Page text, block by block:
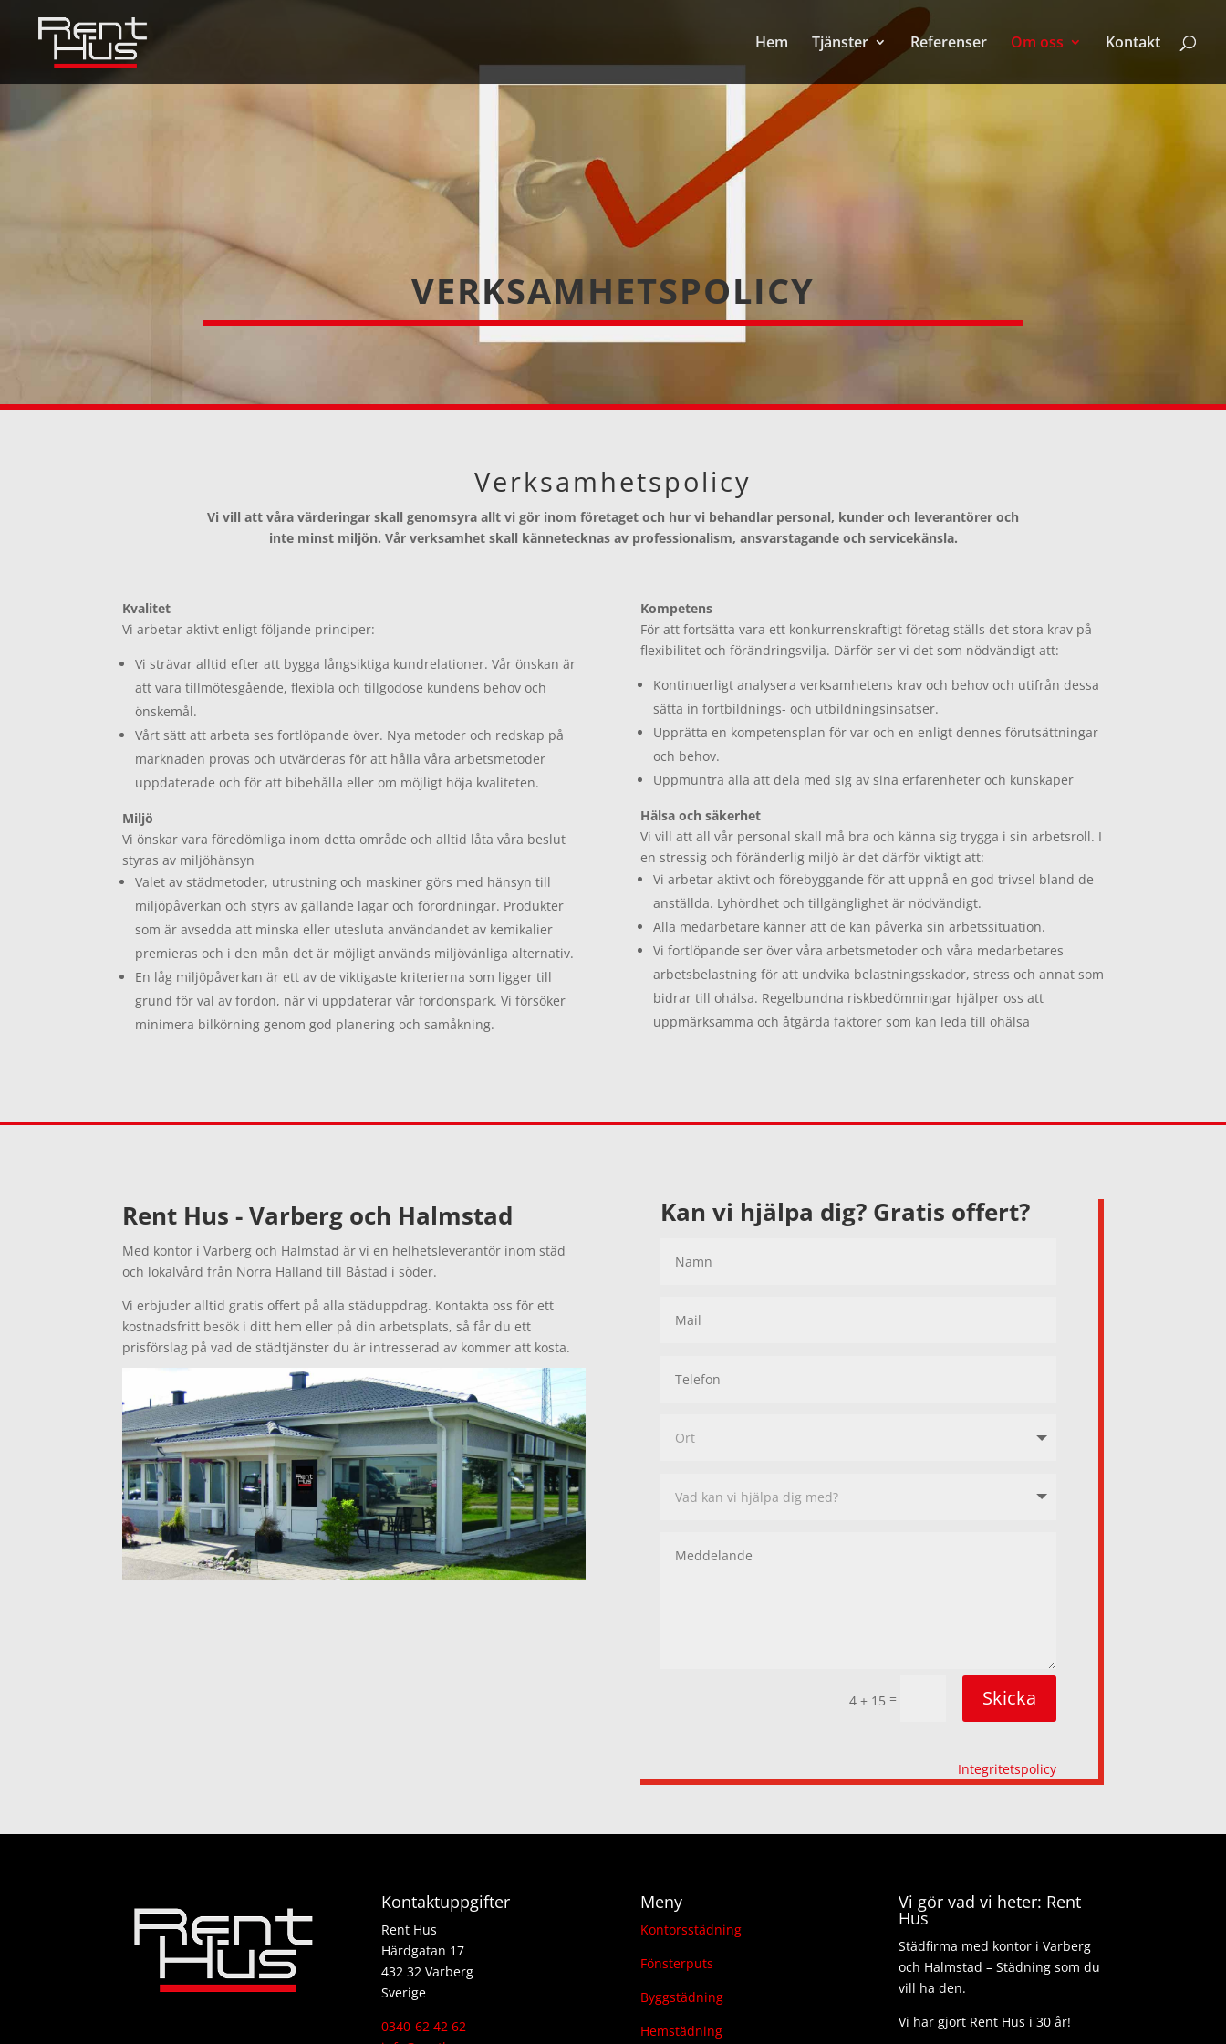
Hem Tjänster Referenser Om oss Kontakt
VERKSAMHETSPOLICY
Verksamhetspolicy
Vi vill att våra värderingar skall genomsyra allt vi gör inom företaget och hur vi behandlar personal, kunder och leverantörer och
inte minst miljön. Vår verksamhet skall kännetecknas av professionalism, ansvarstagande och servicekänsla.
Kvalitet
Vi arbetar aktivt enligt följande principer:
Vi strävar alltid efter att bygga långsiktiga kundrelationer. Vår önskan är
att vara tillmötesgående, flexibla och tillgodose kundens behov och
önskemål.
Vårt sätt att arbeta ses fortlöpande över. Nya metoder och redskap på
marknaden provas och utvärderas för att hålla våra arbetsmetoder
uppdaterade och för att bibehålla eller om möjligt höja kvaliteten.
Miljö
Vi önskar vara föredömliga inom detta område och alltid låta våra beslut
styras av miljöhänsyn
Valet av städmetoder, utrustning och maskiner görs med hänsyn till
miljöpåverkan och styrs av gällande lagar och förordningar. Produkter
som är avsedda att minska eller utesluta användandet av kemikalier
premieras och i den mån det är möjligt används miljövänliga alternativ.
En låg miljöpåverkan är ett av de viktigaste kriterierna som ligger till
grund för val av fordon, när vi uppdaterar vår fordonspark. Vi försöker
minimera bilkörning genom god planering och samåkning.
Kompetens
För att fortsätta vara ett konkurrenskraftigt företag ställs det stora krav på
flexibilitet och förändringsvilja. Därför ser vi det som nödvändigt att:
Kontinuerligt analysera verksamhetens krav och behov och utifrån dessa
sätta in fortbildnings- och utbildningsinsatser.
Upprätta en kompetensplan för var och en enligt dennes förutsättningar
och behov.
Uppmuntra alla att dela med sig av sina erfarenheter och kunskaper
Hälsa och säkerhet
Vi vill att all vår personal skall må bra och känna sig trygga i sin arbetsroll. I
en stressig och föränderlig miljö är det därför viktigt att:
Vi arbetar aktivt och förebyggande för att uppnå en god trivsel bland de
anställda. Lyhördhet och tillgänglighet är nödvändigt.
Alla medarbetare känner att de kan påverka sin arbetssituation.
Vi fortlöpande ser över våra arbetsmetoder och våra medarbetares
arbetsbelastning för att undvika belastningsskador, stress och annat som
bidrar till ohälsa. Regelbundna riskbedömningar hjälper oss att
uppmärksamma och åtgärda faktorer som kan leda till ohälsa
Rent Hus - Varberg och Halmstad
Med kontor i Varberg och Halmstad är vi en helhetsleverantör inom städ
och lokalvård från Norra Halland till Båstad i söder.
Vi erbjuder alltid gratis offert på alla städuppdrag. Kontakta oss för ett
kostnadsfritt besök i ditt hem eller på din arbetsplats, så får du ett
prisförslag på vad de städtjänster du är intresserad av kommer att kosta.
Kan vi hjälpa dig? Gratis offert?
4 + 15 = Skicka
Integritetspolicy
Kontaktuppgifter
Rent Hus
Härdgatan 17
432 32 Varberg
Sverige
0340-62 42 62
Meny
Kontorsstädning
Fönsterputs
Byggstädning
Hemstädning
Vi gör vad vi heter: Rent
Hus
Städfirma med kontor i Varberg
och Halmstad – Städning som du
vill ha den.
Vi har gjort Rent Hus i 30 år!